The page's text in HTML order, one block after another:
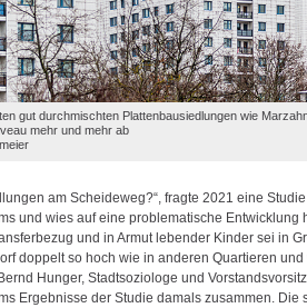
gut durchmischten Plattenbausiedlungen wie
mehr und mehr ab
am Scheideweg?“, fragte 2021 eine
und wies auf eine problematische Entwicklung
und in Armut lebender Kinder sei in
doppelt so hoch wie in anderen Quartieren
Hunger, Stadtsoziologe und
Ergebnisse der Studie damals zusammen. Die